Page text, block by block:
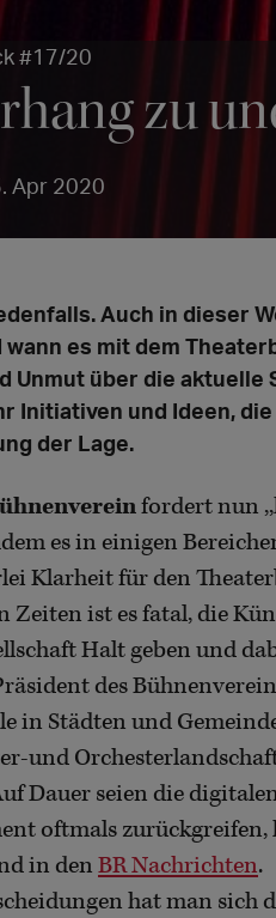
#17/20
zu
Apr 2020
Auch in dieser
wann es mit dem
Unmut über die
Initiativen und Ideen,
der Lage.
fordert nun
es in einigen
Klarheit für den
Zeiten ist es fatal, die
Halt geben und
des
in Städten und
und
Dauer seien die
oftmals zurückgreifen,
in denBR Nachrichten.
hat man sich